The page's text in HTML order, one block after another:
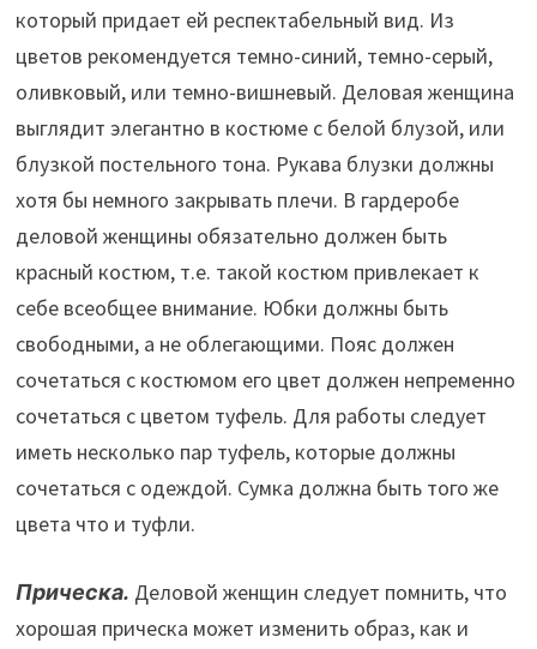
который придает ей респектабельный вид. Из
цветов рекомендуется темно-синий, темно-серый,
оливковый, или темно-вишневый. Деловая женщина
выглядит элегантно в костюме с белой блузой, или
блузкой постельного тона. Рукава блузки должны
хотя бы немного закрывать плечи. В гардеробе
деловой женщины обязательно должен быть
красный костюм, т.е. такой костюм привлекает к
себе всеобщее внимание. Юбки должны быть
свободными, а не облегающими. Пояс должен
сочетаться с костюмом его цвет должен непременно
сочетаться с цветом туфель. Для работы следует
иметь несколько пар туфель, которые должны
сочетаться с одеждой. Сумка должна быть того же
цвета что и туфли.
Прическа. Деловой женщин следует помнить, что
хорошая прическа может изменить образ, как и